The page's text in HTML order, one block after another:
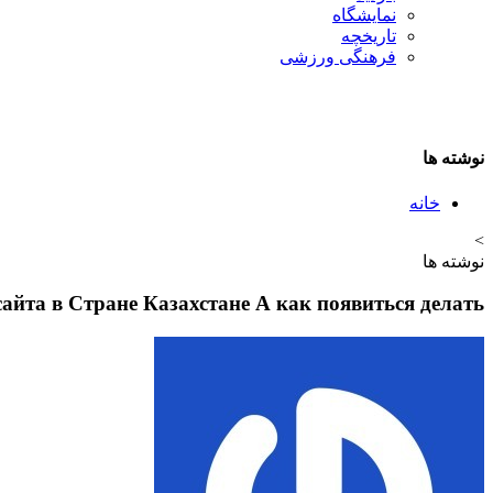
نمایشگاه
تاريخچه
فرهنگی ورزشی
نوشته ها
خانه
>
نوشته ها
в Стране Казахстане А как появиться делать